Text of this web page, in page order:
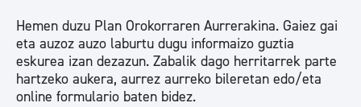
Hemen duzu Plan Orokorraren Aurrerakina. Gaiez gai
eta auzoz auzo laburtu dugu informaizo guztia
eskurea izan dezazun. Zabalik dago herritarrek parte
hartzeko aukera, aurrez aurreko bileretan edo/eta
online formulario baten bidez.